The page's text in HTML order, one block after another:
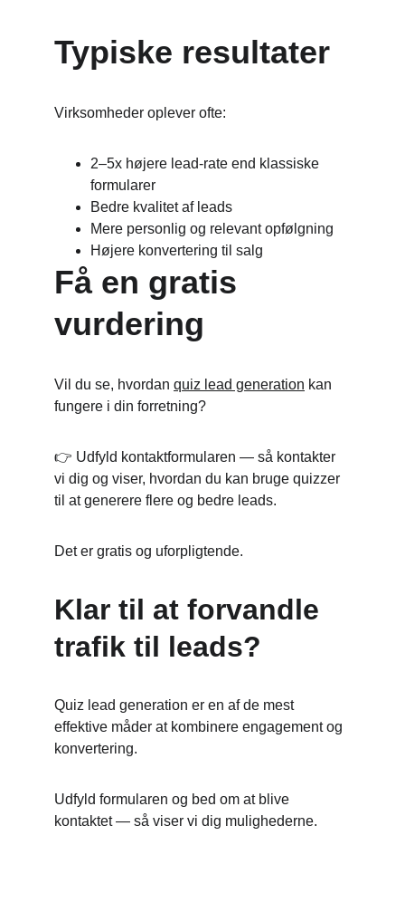
Typiske resultater
Virksomheder oplever ofte:
2–5x højere lead-rate end klassiske
formularer
Bedre kvalitet af leads
Mere personlig og relevant opfølgning
Højere konvertering til salg
Få en gratis
vurdering
Vil du se, hvordan quiz lead generation kan
fungere i din forretning?
👉 Udfyld kontaktformularen — så kontakter
vi dig og viser, hvordan du kan bruge quizzer
til at generere flere og bedre leads.
Det er gratis og uforpligtende.
Klar til at forvandle
trafik til leads?
Quiz lead generation er en af de mest
effektive måder at kombinere engagement og
konvertering.
Udfyld formularen og bed om at blive
kontaktet — så viser vi dig mulighederne.